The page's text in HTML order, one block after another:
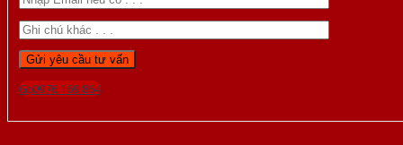
Gọi 0976.169.864